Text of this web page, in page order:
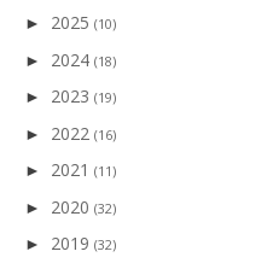
► 2025 (10)
► 2024 (18)
► 2023 (19)
► 2022 (16)
► 2021 (11)
► 2020 (32)
► 2019 (32)